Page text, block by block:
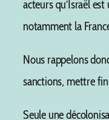
acteurs qu’Israël
notamment la
Nous rappelons
sanctions, mettre
Seule une